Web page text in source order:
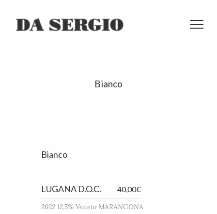
Bianco
Bianco
LUGANA D.O.C. 40,00€
2022 12,5% Veneto MARANGONA